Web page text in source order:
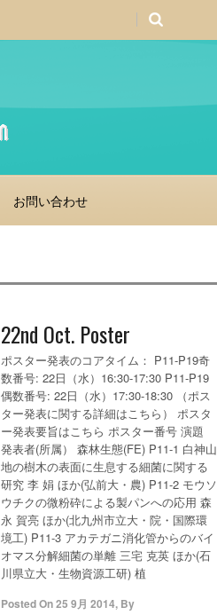
お問い合わせ
22nd Oct. Poster
ポスター発表のコアタイム： P11-P19奇
数番号: 22日（水）16:30-17:30 P11-P19
偶数番号: 22日（水）17:30-18:30 （ポス
ター発表に関する詳細はこちら） ポスタ
ー発表要旨はこちら ポスター番号 演題
発表者(所属） 森林生態(FE) P11-1 白神山
地の樹木の表面に生息する細菌に関する
研究 李 娟 ほか(弘前大・農) P11-2 モウソ
ウチクの微粉砕による製パンへの応用 森
永 賀亮 ほか(北九州市立大・院・国際環
境工) P11-3 アカテガニ消化管からのバイ
オマス分解細菌の単離 三宅 克英 ほか(石
川県立大・生物資源工研) 植
Posted On25 9月 2014, By